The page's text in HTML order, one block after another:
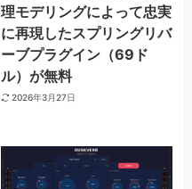
理モデリングによって忠実
に再現したスプリングリバ
ーブプラグイン（69ド
ル）が無料
2026年3月27日